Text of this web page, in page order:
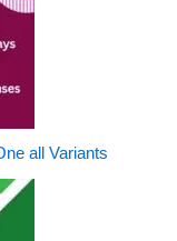
all Variants